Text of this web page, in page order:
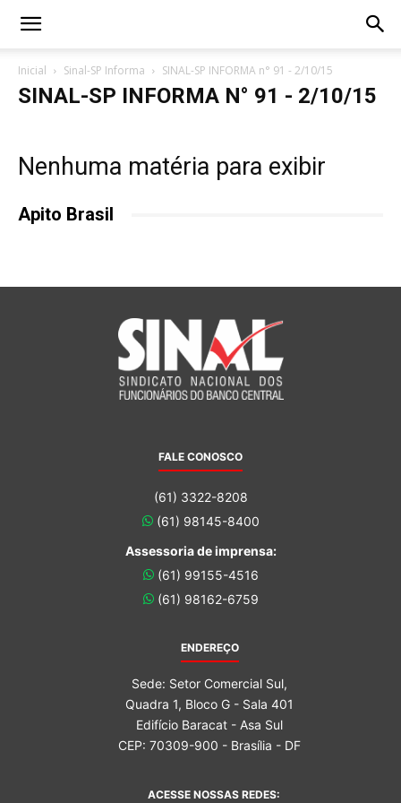
Inicial Sinal-SP Informa SINAL-SP INFORMA n° 91 - 2/10/15
SINAL-SP INFORMA N° 91 - 2/10/15
Nenhuma matéria para exibir
Apito Brasil
FALE CONOSCO
(61) 3322-8208
(61) 98145-8400
Assessoria de imprensa:
(61) 99155-4516
(61) 98162-6759
ENDEREÇO
Sede: Setor Comercial Sul,
Quadra 1, Bloco G - Sala 401
Edifício Baracat - Asa Sul
CEP: 70309-900 - Brasília - DF
ACESSE NOSSAS REDES: